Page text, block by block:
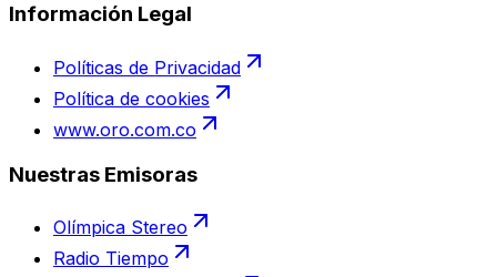
Información Legal
Políticas de Privacidad
Política de cookies
www.oro.com.co
Nuestras Emisoras
Olímpica Stereo
Radio Tiempo